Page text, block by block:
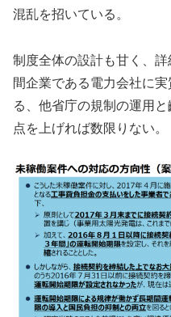
混乱を招いている。
制度全体の設計も甘く、
間企業である電力会社に
る、他省庁の規制の運用
点を上げれば数限りない。